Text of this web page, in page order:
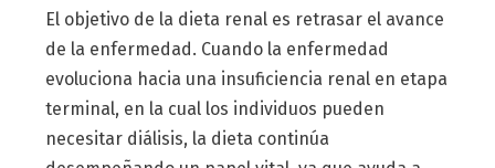
El objetivo de la dieta renal es retrasar el avance
de la enfermedad. Cuando la enfermedad
evoluciona hacia una insuficiencia renal en etapa
terminal, en la cual los individuos pueden
necesitar diálisis, la dieta continúa